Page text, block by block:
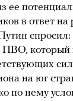
ее
в ответ на
который
на юг
по нему